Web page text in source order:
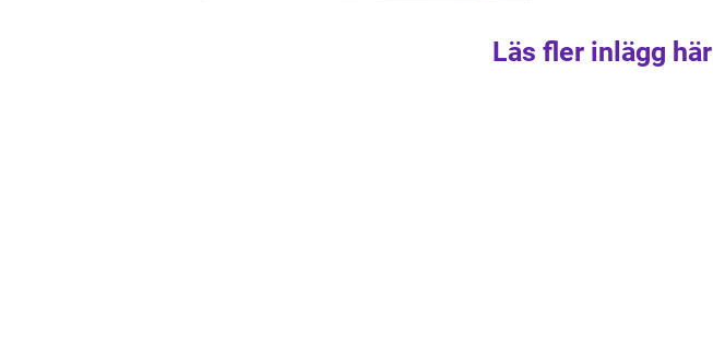
Läs fler inlägg här